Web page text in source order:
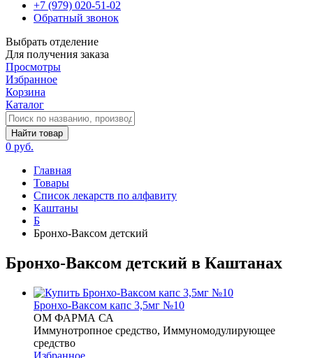
+7 (979) 020-51-02
Обратный звонок
Выбрать отделение
Для получения заказа
Просмотры
Избранное
Корзина
Каталог
Найти товар
0 руб.
Главная
Товары
Список лекарств по алфавиту
Каштаны
Б
Бронхо-Ваксом детский
Бронхо-Ваксом детский в Каштанах
Бронхо-Ваксом капс 3,5мг №10
ОМ ФАРМА СА
Иммунотропное средство, Иммуномодулирующее
средство
Избранное